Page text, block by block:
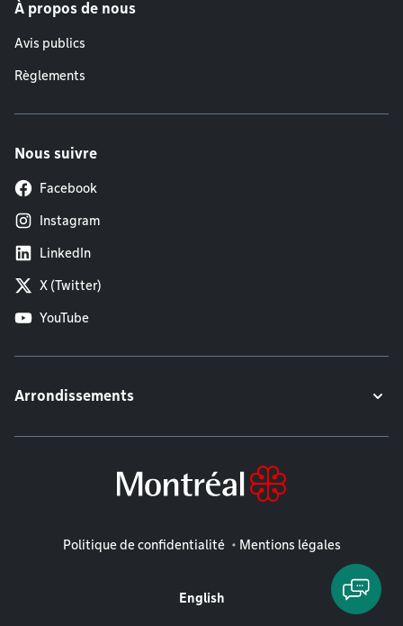
À propos de nous
Avis publics
Règlements
Nous suivre
Facebook
Instagram
LinkedIn
X (Twitter)
YouTube
Arrondissements
Mentions légales
Politique de confidentialité Mentions légales
English